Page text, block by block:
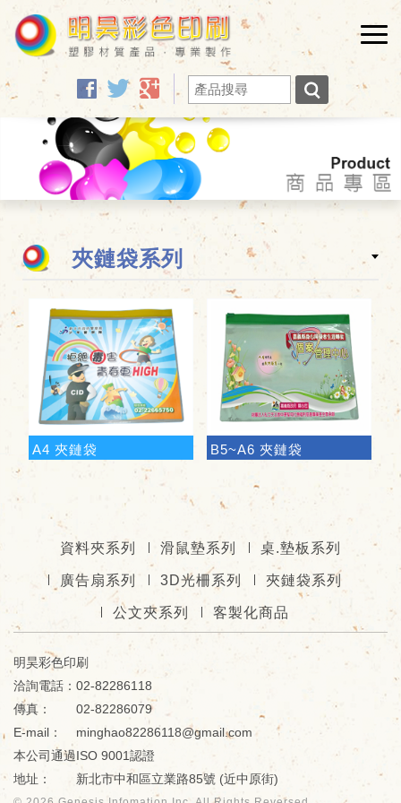
facebook twitter google
夾鏈袋系列
A4 夾鏈袋 B5~A6 夾鏈袋
資料夾系列 滑鼠墊系列 桌.墊板系列
廣告扇系列 3D光柵系列 夾鏈袋系列
公文夾系列 客製化商品
明昊彩色印刷
02-82286118
02-82286079
minghao82286118@gmail.com
本公司通過ISO 9001認證
新北市中和區立業路85號 (近中原街)